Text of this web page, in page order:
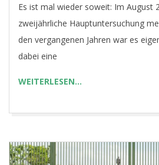
03
Es ist mal wieder soweit: Im August
zweijährliche Hauptuntersuchung
den vergangenen Jahren war es
dabei eine
WEITERLESEN…